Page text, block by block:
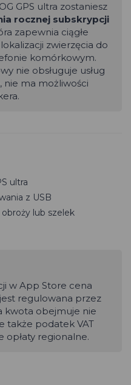
GPS ultra zostaniesz
rocznej subskrypcji
zapewnia ciągłe
zwierzęcia do
komórkowym.
nie obsługuje usług
nie ma możliwości
ultra
z USB
lub szelek
w App Store cena
regulowana przez
kwota obejmuje nie
także podatek VAT
opłaty regionalne.